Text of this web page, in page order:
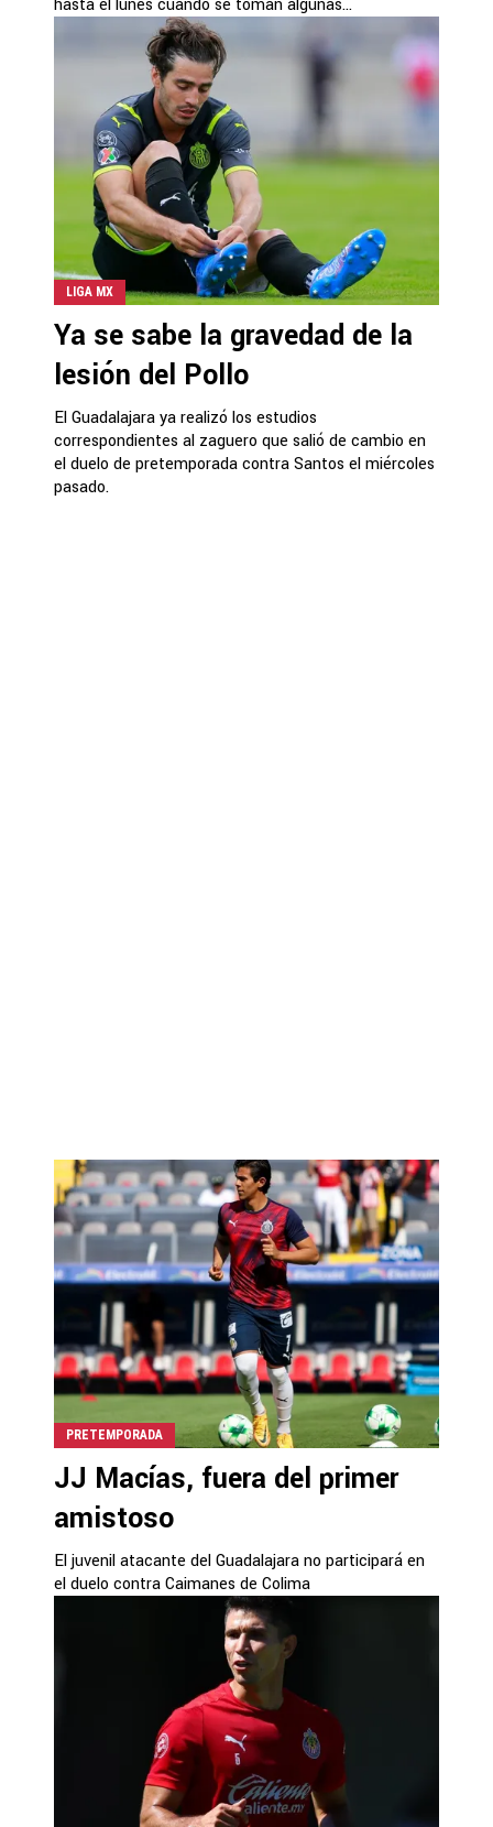
hasta el lunes cuando se toman algunas...
LIGA MX
Ya se sabe la gravedad de la
lesión del Pollo
El Guadalajara ya realizó los estudios
correspondientes al zaguero que salió de cambio en
el duelo de pretemporada contra Santos el miércoles
pasado.
PRETEMPORADA
JJ Macías, fuera del primer
amistoso
El juvenil atacante del Guadalajara no participará en
el duelo contra Caimanes de Colima